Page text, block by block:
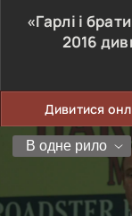
«Гарлі і
2016
Дивитися